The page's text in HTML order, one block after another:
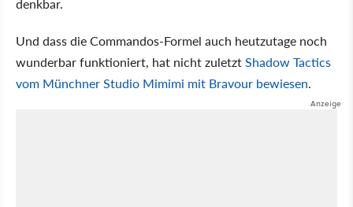
Und dass die Commandos-Formel auch heutzutage noch
wunderbar funktioniert, hat nicht zuletztShadow Tactics
vom Münchner Studio Mimimi mit Bravour bewiesen.